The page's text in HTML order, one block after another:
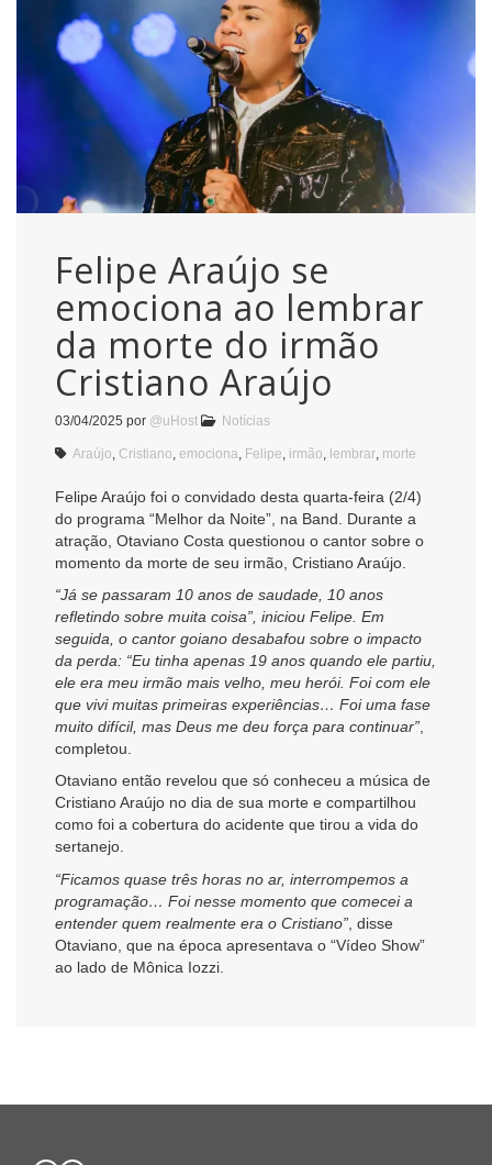
Felipe Araújo se
emociona ao lembrar
da morte do irmão
Cristiano Araújo
03/04/2025 por @uHost Notícias
Araújo Cristiano emociona Felipe irmão lembrar morte
Felipe Araújo foi o convidado desta quarta-feira (2/4)
do programa “Melhor da Noite”, na Band. Durante a
atração, Otaviano Costa questionou o cantor sobre o
momento da morte de seu irmão, Cristiano Araújo.
“Já se passaram 10 anos de saudade, 10 anos
refletindo sobre muita coisa”, iniciou Felipe. Em
seguida, o cantor goiano desabafou sobre o impacto
da perda: “Eu tinha apenas 19 anos quando ele partiu,
ele era meu irmão mais velho, meu herói. Foi com ele
que vivi muitas primeiras experiências… Foi uma fase
muito difícil, mas Deus me deu força para continuar”
completou.
Otaviano então revelou que só conheceu a música de
Cristiano Araújo no dia de sua morte e compartilhou
como foi a cobertura do acidente que tirou a vida do
sertanejo.
“Ficamos quase três horas no ar, interrompemos a
programação… Foi nesse momento que comecei a
entender quem realmente era o Cristiano” , disse
Otaviano, que na época apresentava o “Vídeo Show”
ao lado de Mônica Iozzi.